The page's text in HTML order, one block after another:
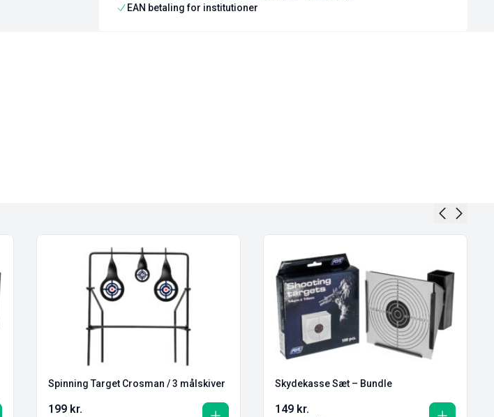
EAN betaling for institutioner
Spinning Target Crosman / 3 målskiver
199 kr.
Skydekasse Sæt – Bundle
149 kr.